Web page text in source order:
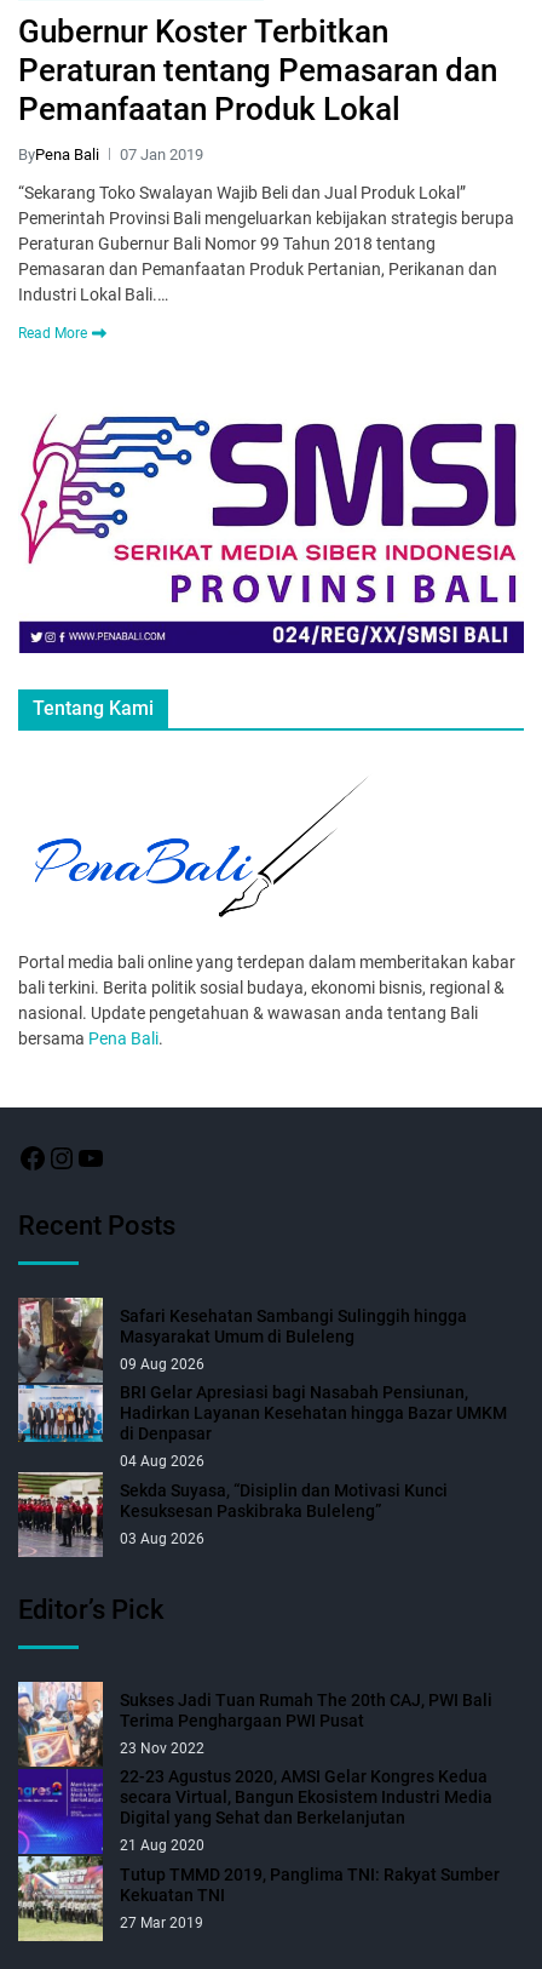
Gubernur Koster Terbitkan
Peraturan tentang Pemasaran dan
Pemanfaatan Produk Lokal
ByPena Bali 07 Jan 2019
“Sekarang Toko Swalayan Wajib Beli dan Jual Produk Lokal”
Pemerintah Provinsi Bali mengeluarkan kebijakan strategis berupa
Peraturan Gubernur Bali Nomor 99 Tahun 2018 tentang
Pemasaran dan Pemanfaatan Produk Pertanian, Perikanan dan
Industri Lokal Bali.…
Read More
Tentang Kami
Portal media bali online yang terdepan dalam memberitakan kabar
bali terkini. Berita politik sosial budaya, ekonomi bisnis, regional &
nasional. Update pengetahuan & wawasan anda tentang Bali
bersama Pena Bali.
Recent Posts
Safari Kesehatan Sambangi Sulinggih hingga
Masyarakat Umum di Buleleng
09 Aug 2026
BRI Gelar Apresiasi bagi Nasabah Pensiunan,
Hadirkan Layanan Kesehatan hingga Bazar UMKM
di Denpasar
04 Aug 2026
Sekda Suyasa, “Disiplin dan Motivasi Kunci
Kesuksesan Paskibraka Buleleng”
03 Aug 2026
Editor’s Pick
Sukses Jadi Tuan Rumah The 20th CAJ, PWI Bali
Terima Penghargaan PWI Pusat
23 Nov 2022
22-23 Agustus 2020, AMSI Gelar Kongres Kedua
secara Virtual, Bangun Ekosistem Industri Media
Digital yang Sehat dan Berkelanjutan
21 Aug 2020
Tutup TMMD 2019, Panglima TNI: Rakyat Sumber
Kekuatan TNI
27 Mar 2019